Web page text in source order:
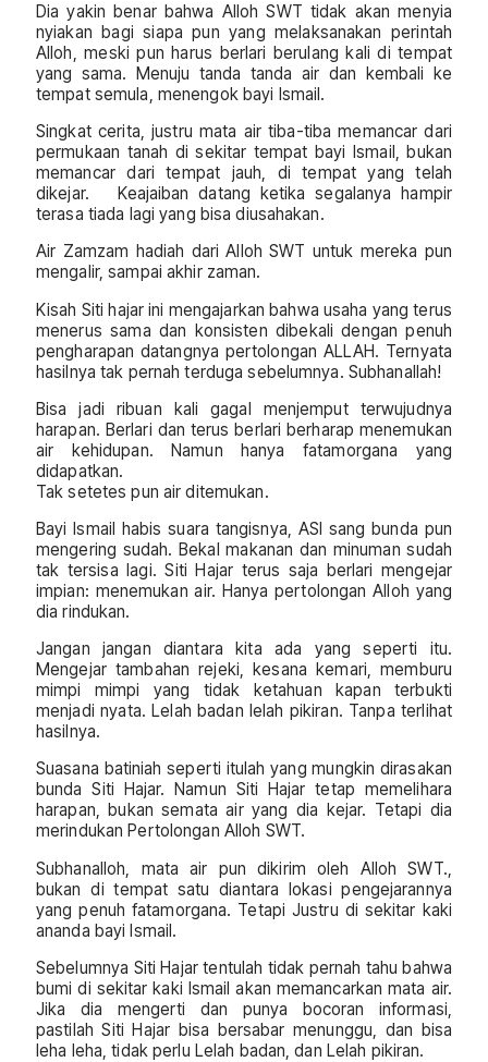
Dia yakin benar bahwa Alloh SWT tidak akan menyia
nyiakan bagi siapa pun yang melaksanakan perintah
Alloh, meski pun harus berlari berulang kali di tempat
yang sama. Menuju tanda tanda air dan kembali ke
tempat semula, menengok bayi Ismail.
Singkat cerita, justru mata air tiba-tiba memancar dari
permukaan tanah di sekitar tempat bayi Ismail, bukan
memancar dari tempat jauh, di tempat yang telah
dikejar. Keajaiban datang ketika segalanya hampir
terasa tiada lagi yang bisa diusahakan.
Air Zamzam hadiah dari Alloh SWT untuk mereka pun
mengalir, sampai akhir zaman.
Kisah Siti hajar ini mengajarkan bahwa usaha yang terus
menerus sama dan konsisten dibekali dengan penuh
pengharapan datangnya pertolongan ALLAH. Ternyata
hasilnya tak pernah terduga sebelumnya. Subhanallah!
Bisa jadi ribuan kali gagal menjemput terwujudnya
harapan. Berlari dan terus berlari berharap menemukan
air kehidupan. Namun hanya fatamorgana yang
didapatkan.
Tak setetes pun air ditemukan.
Bayi Ismail habis suara tangisnya, ASI sang bunda pun
mengering sudah. Bekal makanan dan minuman sudah
tak tersisa lagi. Siti Hajar terus saja berlari mengejar
impian: menemukan air. Hanya pertolongan Alloh yang
dia rindukan.
Jangan jangan diantara kita ada yang seperti itu.
Mengejar tambahan rejeki, kesana kemari, memburu
mimpi mimpi yang tidak ketahuan kapan terbukti
menjadi nyata. Lelah badan lelah pikiran. Tanpa terlihat
hasilnya.
Suasana batiniah seperti itulah yang mungkin dirasakan
bunda Siti Hajar. Namun Siti Hajar tetap memelihara
harapan, bukan semata air yang dia kejar. Tetapi dia
merindukan Pertolongan Alloh SWT.
Subhanalloh, mata air pun dikirim oleh Alloh SWT.,
bukan di tempat satu diantara lokasi pengejarannya
yang penuh fatamorgana. Tetapi Justru di sekitar kaki
ananda bayi Ismail.
Sebelumnya Siti Hajar tentulah tidak pernah tahu bahwa
bumi di sekitar kaki Ismail akan memancarkan mata air.
Jika dia mengerti dan punya bocoran informasi,
pastilah Siti Hajar bisa bersabar menunggu, dan bisa
leha leha, tidak perlu Lelah badan, dan Lelah pikiran.